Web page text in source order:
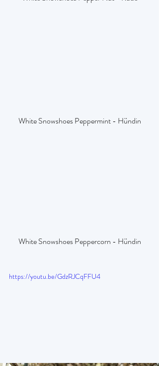
White Snowshoes Peppermint - Hündin
White Snowshoes Peppercorn - Hündin
https://youtu.be/GdzRJCqFFU4